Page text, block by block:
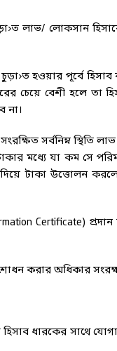
লাভ/ লোকসান
হওয়ার পূর্বে
চেয়ে বেশী হলে তা
না।
সর্বনিম্ন স্থিতি লাভ
মধ্যে যা কম সে
টাকা উত্তোলন
Certificate) প্রদান
করার অধিকার
হিসাব ধারকের সাথে